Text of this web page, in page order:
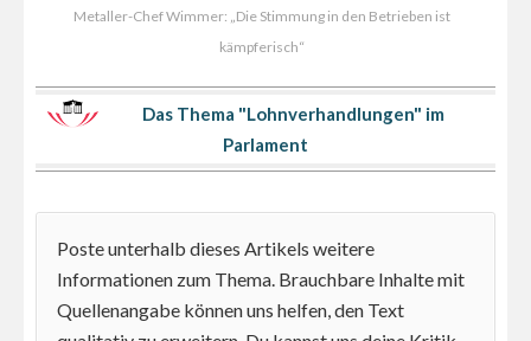
Metaller-Chef Wimmer: „Die Stimmung in den Betrieben ist
kämpferisch“
Das Thema "Lohnverhandlungen" im
Parlament
Poste unterhalb dieses Artikels weitere
Informationen zum Thema. Brauchbare Inhalte mit
Quellenangabe können uns helfen, den Text